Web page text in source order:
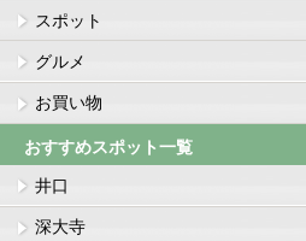
スポット
グルメ
お買い物
おすすめスポット一覧
井口
深大寺